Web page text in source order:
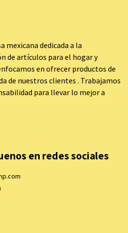
mexicana dedicada a la
de artículos para el hogar y
en ofrecer productos de
de nuestros clientes . Trabajamos
para llevar lo mejor a
en redes sociales